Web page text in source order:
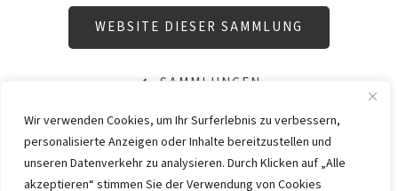
Wir verwenden Cookies, um Ihr Surferlebnis zu verbessern,
personalisierte Anzeigen oder Inhalte bereitzustellen und
unseren Datenverkehr zu analysieren. Durch Klicken auf „Alle
akzeptieren“ stimmen Sie der Verwendung von Cookies
WEBSITE DIESER SAMMLUNG
SAMMLUNGEN
IMPRESSUM
DATENSCHUTZ
KONTAKT
WEBSITE BYKINGMAICO